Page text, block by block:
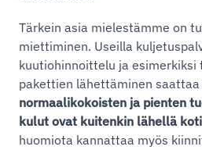
Tärkein asia mielestämme on
miettiminen. Useilla
kuutiohinnoittelu ja esimerkiksi
pakettien lähettäminen saattaa
normaalikokoisten ja pienten
kulut ovat kuitenkin lähellä
huomiota kannattaa myös